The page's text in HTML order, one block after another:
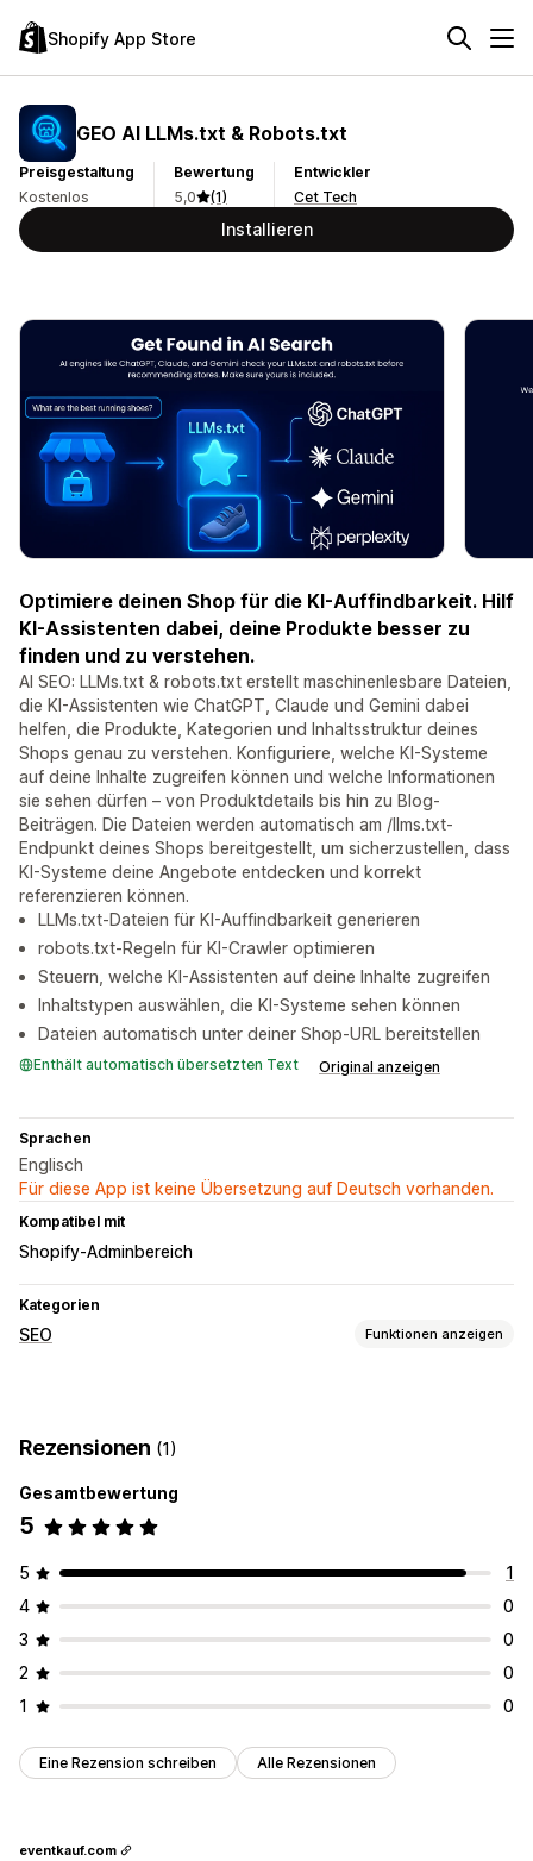
Shopify App Store
GEO AI LLMs.txt & Robots.txt
Preisgestaltung
Kostenlos
Bewertung
5,0
(1)
Entwickler
Cet Tech
Installieren
Optimiere deinen Shop für die KI-Auffindbarkeit. Hilf
KI-Assistenten dabei, deine Produkte besser zu
finden und zu verstehen.
AI SEO: LLMs.txt & robots.txt erstellt maschinenlesbare Dateien,
die KI-Assistenten wie ChatGPT, Claude und Gemini dabei
helfen, die Produkte, Kategorien und Inhaltsstruktur deines
Shops genau zu verstehen. Konfiguriere, welche KI-Systeme
auf deine Inhalte zugreifen können und welche Informationen
sie sehen dürfen – von Produktdetails bis hin zu Blog-
Beiträgen. Die Dateien werden automatisch am /llms.txt-
Endpunkt deines Shops bereitgestellt, um sicherzustellen, dass
KI-Systeme deine Angebote entdecken und korrekt
referenzieren können.
LLMs.txt-Dateien für KI-Auffindbarkeit generieren
robots.txt-Regeln für KI-Crawler optimieren
Steuern, welche KI-Assistenten auf deine Inhalte zugreifen
Inhaltstypen auswählen, die KI-Systeme sehen können
Dateien automatisch unter deiner Shop-URL bereitstellen
Enthält automatisch übersetzten Text Original anzeigen
Sprachen
Englisch
Für diese App ist keine Übersetzung auf Deutsch vorhanden.
Kompatibel mit
Shopify-Adminbereich
Kategorien
SEO Funktionen anzeigen
SEO-Wertung Tracking der Rangliste
Rezensionen (1)
Gesamtbewertung
5
5
1
4
0
3
0
2
0
1
0
Eine Rezension schreiben Alle Rezensionen
eventkauf.com